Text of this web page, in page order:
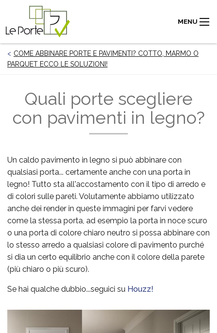
MENU
COME ABBINARE PORTE E PAVIMENTI? COTTO, MARMO O
PARQUET ECCO LE SOLUZIONI!
Quali porte scegliere
con pavimenti in legno?
Un caldo pavimento in legno si può abbinare con
qualsiasi porta... certamente anche con una porta in
legno! Tutto sta all'accostamento con il tipo di arredo e
di colori sulle pareti. Volutamente abbiamo utilizzato
anche dei render in queste immagini per farvi vedere
come la stessa porta, ad esempio la porta in noce scuro
o una porta di colore chiaro neutro si possa abbinare con
lo stesso arredo a qualsiasi colore di pavimento purché
si dia un certo equilibrio anche con il colore della parete
(più chiaro o più scuro).
Se hai qualche dubbio...seguici su Houzz!